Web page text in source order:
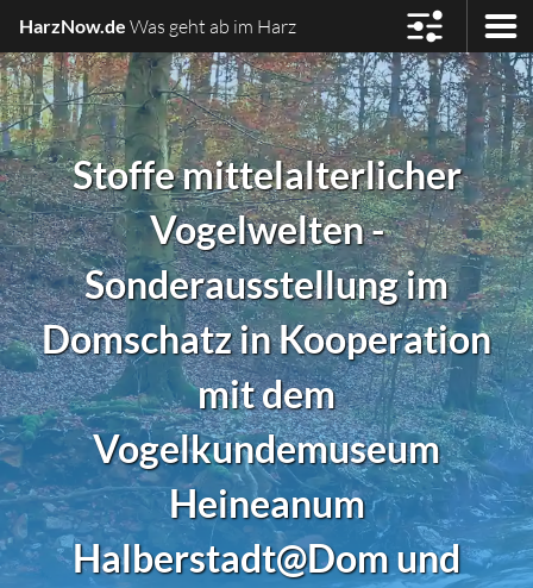
HarzNow.de Was geht ab im Harz
Stoffe mittelalterlicher
Vogelwelten -
Sonderausstellung im
Domschatz in Kooperation
mit dem
Vogelkundemuseum
Heineanum
Halberstadt@Dom und